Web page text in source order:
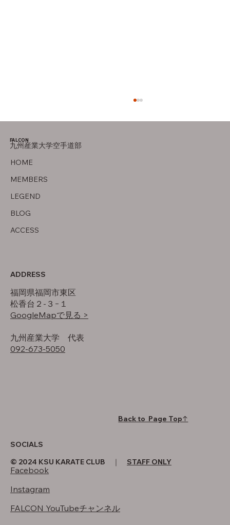
父について
HOME
MEMBERS
LEGEND
BLOG
ACCESS
FALCON
九州産業大学空手道部
ADDRESS
福岡県福岡市東区
松香台２-３−１
GoogleMapで見る >
​九州産業大学 代表
092-673-5050
SOCIALS
Facebook
Instagram
FALCON YouTubeチャンネル
Back to Page Top↑
© 2024 KSU KARATE CLUB ｜ STAFF ONLY